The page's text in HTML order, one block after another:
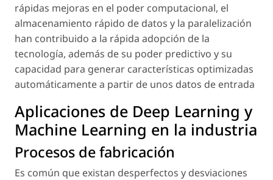
rápidas mejoras en el poder computacional, el
almacenamiento rápido de datos y la paralelización
han contribuido a la rápida adopción de la
tecnología, además de su poder predictivo y su
capacidad para generar características optimizadas
automáticamente a partir de unos datos de entrada
Aplicaciones de Deep Learning y
Machine Learning en la industria
Procesos de fabricación
Es común que existan desperfectos y desviaciones